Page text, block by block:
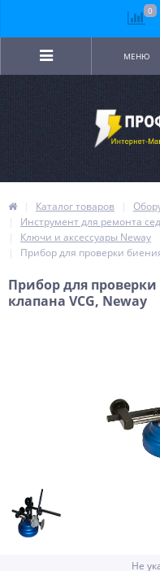
МЕНЮ
Каталог товаров
Инструмент для ремонта
Ключи и аксессуары Neway
Прибор для проверки
Прибор для
клапана VCG, Neway
Не
0